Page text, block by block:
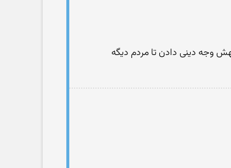
وجه دینی دادن تا مردم دیگه